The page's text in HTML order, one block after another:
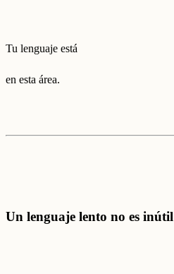
Tu lenguaje está
en esta área.
Un lenguaje lento no es inútil